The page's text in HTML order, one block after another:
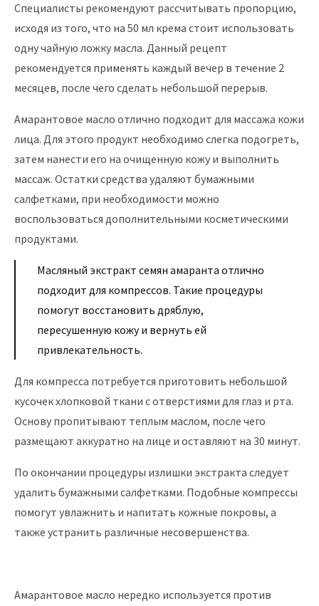
Специалисты рекомендуют рассчитывать пропорцию,
исходя из того, что на 50 мл крема стоит использовать
одну чайную ложку масла. Данный рецепт
рекомендуется применять каждый вечер в течение 2
месяцев, после чего сделать небольшой перерыв.
Амарантовое масло отлично подходит для массажа кожи
лица. Для этого продукт необходимо слегка подогреть,
затем нанести его на очищенную кожу и выполнить
массаж. Остатки средства удаляют бумажными
салфетками, при необходимости можно
воспользоваться дополнительными косметическими
продуктами.
Масляный экстракт семян амаранта отлично
подходит для компрессов. Такие процедуры
помогут восстановить дряблую,
пересушенную кожу и вернуть ей
привлекательность.
Для компресса потребуется приготовить небольшой
кусочек хлопковой ткани с отверстиями для глаз и рта.
Основу пропитывают теплым маслом, после чего
размещают аккуратно на лице и оставляют на 30 минут.
По окончании процедуры излишки экстракта следует
удалить бумажными салфетками. Подобные компрессы
помогут увлажнить и напитать кожные покровы, а
также устранить различные несовершенства.
Амарантовое масло нередко используется против